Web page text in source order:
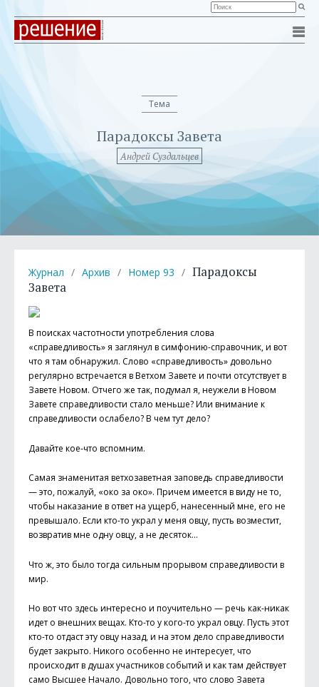
Тема
Парадоксы Завета
Андрей Суздальцев
Журнал / Архив / Номер 93 / Парадоксы
Завета
В поисках частотности употребления слова
«справедливость» я заглянул в симфонию-справочник, и вот
что я там обнаружил. Слово «справедливость» довольно
регулярно встречается в Ветхом Завете и почти отсутствует в
Завете Новом. Отчего же так, подумал я, неужели в Новом
Завете справедливости стало меньше? Или внимание к
справедливости ослабело? В чем тут дело?
Давайте кое-что вспомним.
Самая знаменитая ветхозаветная заповедь справедливости
— это, пожалуй, «око за око». Причем имеется в виду не то,
чтобы наказание в ответ на ущерб, нанесенный мне, его не
превышало. Если кто-то украл у меня овцу, пусть возместит,
возвратив мне одну овцу, а не десяток…
Что ж, это было тогда сильным прорывом справедливости в
мир.
Но вот что здесь интересно и поучительно — речь как-никак
идет о внешних вещах. Кто-то у кого-то украл овцу. Пусть этот
кто-то отдаст эту овцу назад, и на этом дело справедливости
будет закрыто. Никого особенно не интересует, что
происходит в душах участников событий и как там действует
само Высшее Начало. Довольно того, что слово Завета